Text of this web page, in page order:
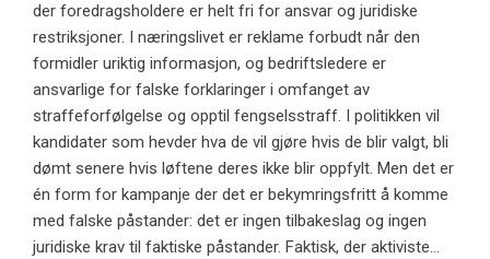
der foredragsholdere er helt fri for ansvar og juridiske
restriksjoner. I næringslivet er reklame forbudt når den
formidler uriktig informasjon, og bedriftsledere er
ansvarlige for falske forklaringer i omfanget av
straffeforfølgelse og opptil fengselsstraff. I politikken vil
kandidater som hevder hva de vil gjøre hvis de blir valgt, bli
dømt senere hvis løftene deres ikke blir oppfylt. Men det er
én form for kampanje der det er bekymringsfritt å komme
med falske påstander: det er ingen tilbakeslag og ingen
juridiske krav til faktiske påstander. Faktisk, der aktiviste...